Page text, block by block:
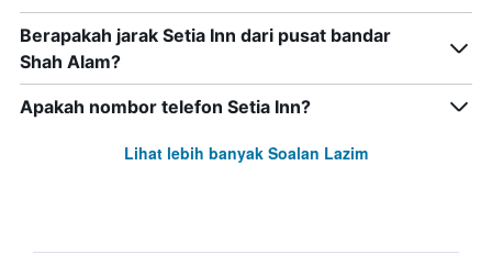
Berapakah jarak Setia Inn dari pusat bandar
Shah Alam?
Apakah nombor telefon Setia Inn?
Lihat lebih banyak Soalan Lazim